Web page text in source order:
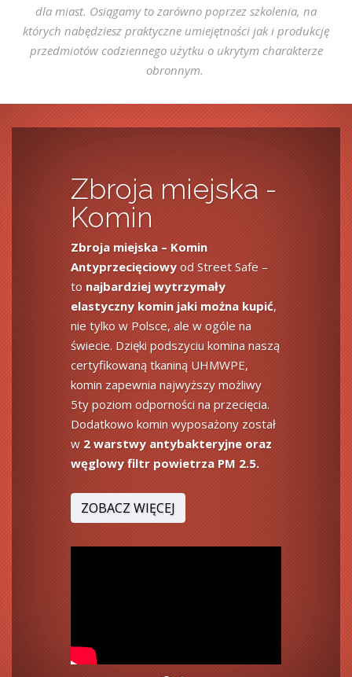
dla miast. Osiągamy to zarówno poprzez szkolenia, na
których nabędziesz praktyczne umiejętności jak i produkcję
przedmiotów codziennego użytku o ukrytym charakterze
obronnym.
Zbroja miejska -
Komin
Zbroja miejska – Komin
Antyprzecięciowy od Street Safe –
to najbardziej wytrzymały
elastyczny komin jaki można kupić,
nie tylko w Polsce, ale w ogóle na
świecie. Dzięki podszyciu komina naszą
certyfikowaną tkaniną UHMWPE,
komin zapewnia najwyższy możliwy
5ty poziom odporności na przecięcia.
Dodatkowo komin wyposażony został
w 2 warstwy antybakteryjne oraz
węglowy filtr powietrza PM 2.5.
ZOBACZ WIĘCEJ